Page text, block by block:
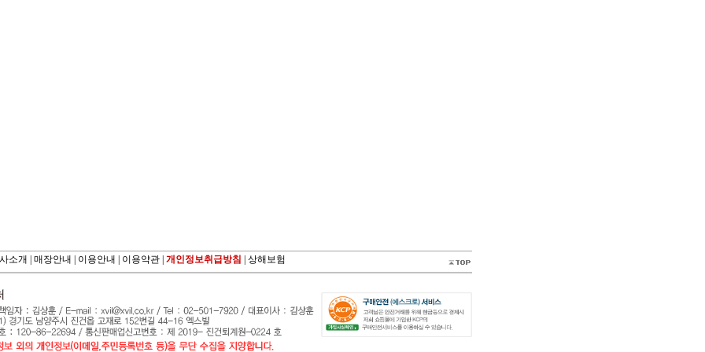
소개 | 매장안내 |이용안내 | 이용약관 | 개인정보취급방침 |상해보험